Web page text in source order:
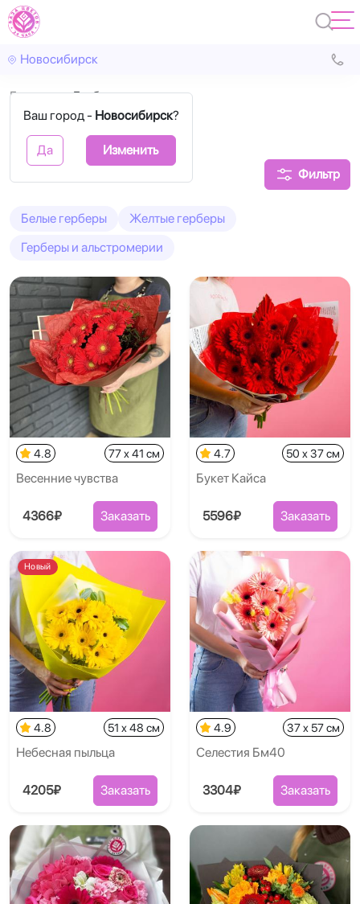
Новосибирск
Ваш город - Новосибирск?
Да Изменить
Главная Герберы
Букеты из гербер
Фильтр
Белые герберы
Желтые герберы
Герберы и альстромерии
4.8 77 x 41 см
Весенние чувства
4366₽ Заказать
4.7 50 x 37 см
Букет Кайса
5596₽ Заказать
Новый
4.8 51 x 48 см
Небесная пыльца
4205₽ Заказать
4.9 37 x 57 см
Селестия Бм40
3304₽ Заказать